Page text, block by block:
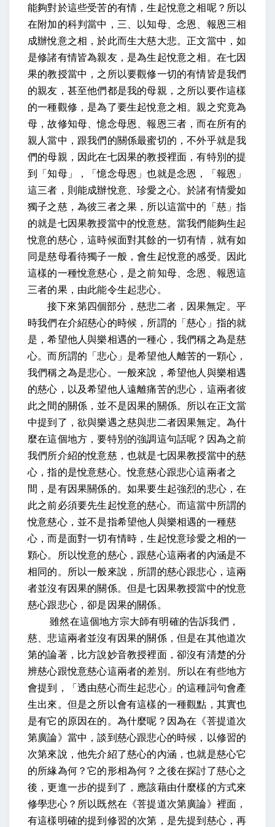
能夠對於這些受苦的有情，生起悅意之相呢？所以
在附加的科判當中，三、以知母、念恩、報恩三相
成辦悅意之相，於此而生大慈大悲。正文當中，如
是修諸有情皆為親友，是為生起悅意之相 。在七因
果的教授當中，之所以要觀修一切的有情皆是我們
的親友，甚至他們都是我的母親，之所以要作這樣
的一種觀修，是為了要生起悅意之相。 親之究竟為
母，故修知母、憶念母恩、報恩三者 ，而在所有的
親人當中，跟我們的關係最蜜切的，不外乎就是我
們的母親，因此在七因果的教授裡面，有特別的提
到「知母」，「憶念母恩」也就是念恩，「報恩」
這三者， 則能成辦悅意、珍愛之心。於諸有情愛如
獨子之慈，為彼三者之果 ，所以這當中的「慈」指
的就是七因果教授當中的悅意慈。當我們能夠生起
悅意的慈心，這時候面對其餘的一切有情，就有如
同是慈母看待獨子一般，會生起悅意的感受。因此
這樣的一種悅意慈心，是之前知母、念恩、報恩這
三者的果， 由此能令生起悲心。
接下來第四個部分，慈悲二者，因果無定。平
時我們在介紹慈心的時候，所謂的「慈心」指的就
是，希望他人與樂相遇的一種心，我們稱之為是慈
心。而所謂的「悲心」是希望他人離苦的一顆心，
我們稱之為是悲心。一般來說，希望他人與樂相遇
的慈心，以及希望他人遠離痛苦的悲心，這兩者彼
此之間的關係，並不是因果的關係。所以在正文當
中提到了， 欲與樂遇之慈與悲二者因果無定。 為什
麼在這個地方，要特別的強調這句話呢？因為之前
我們所介紹的悅意慈，也就是七因果教授當中的慈
心，指的是悅意慈心。悅意慈心跟悲心這兩者之
間，是有因果關係的。如果要生起強烈的悲心，在
此之前必須要先生起悅意的慈心。而這當中所謂的
悅意慈心，並不是指希望他人與樂相遇的一種慈
心，而是面對一切有情時，生起悅意珍愛之相的一
顆心。所以悅意的慈心，跟慈心這兩者的內涵是不
相同的。所以一般來說，所謂的慈心跟悲心，這兩
者並沒有因果的關係。但是七因果教授當中的悅意
慈心跟悲心，卻是因果的關係。
雖然在這個地方宗大師有明確的告訴我們，
慈、悲這兩者並沒有因果的關係，但是在其他道次
第的論著，比方說妙音教授裡面，卻沒有清楚的分
辨慈心跟悅意慈心這兩者的差別。所以在有些地方
會提到，「透由慈心而生起悲心」的這種詞句會產
生出來。但是之所以會有這樣的一種觀點，其實也
是有它的原因在的。為什麼呢？因為在《菩提道次
第廣論》當中，談到慈心跟悲心的時候，以修習的
次第來說，他先介紹了慈心的內涵，也就是慈心它
的所緣為何？它的形相為何？之後在探討了慈心之
後，更進一步的提到了，應該藉由什麼樣的方式來
修學悲心？所以既然在《菩提道次第廣論》裡面，
有這樣明確的提到修習的次第，是先提到慈心，再